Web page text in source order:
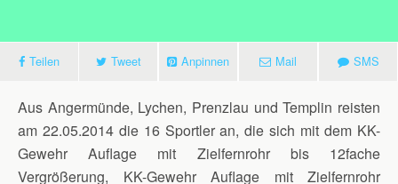
Teilen Tweet Anpinnen Mail SMS
Aus Angermünde, Lychen, Prenzlau und Templin reisten
am 22.05.2014 die 16 Sportler an, die sich mit dem KK-
Gewehr Auflage mit Zielfernrohr bis 12fache
Vergrößerung, KK-Gewehr Auflage mit Zielfernrohr